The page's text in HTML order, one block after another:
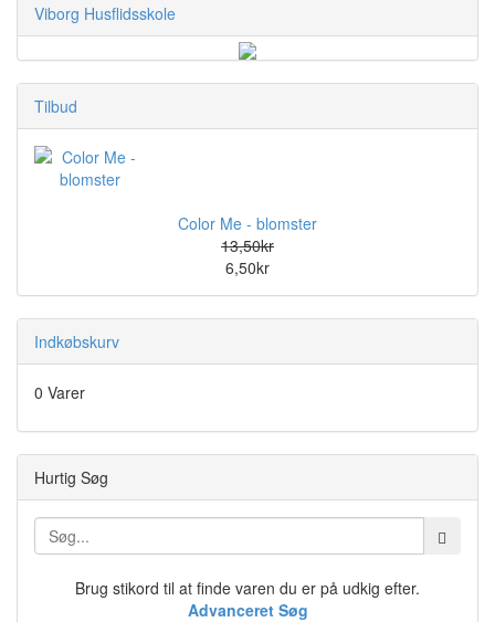
Viborg Husflidsskole
Tilbud
Color Me - blomster
13,50kr
6,50kr
Indkøbskurv
0 Varer
Hurtig Søg
Brug stikord til at finde varen du er på udkig efter.
Advanceret Søg